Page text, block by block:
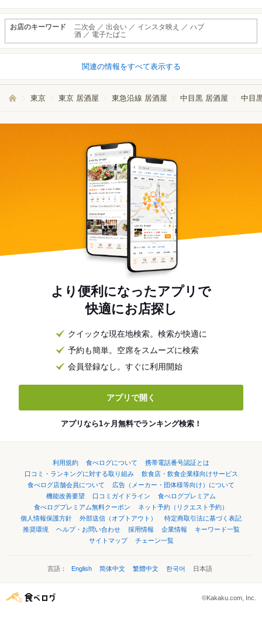
お店のキーワード
二次会 ／ 出会い ／ インスタ映え ／ ハブ
酒 ／ 電子たばこ
関連の情報をすべて表示する
東京 東京 居酒屋 東急沿線 居酒屋 中目黒 居酒屋 中目
より便利になったアプリで
快適にお店探し
クイックな現在地検索。検索が快適に
予約も簡単。空席をスムーズに検索
会員登録なし。すぐに利用開始
アプリで開く
アプリなら1ヶ月無料でランキング検索！
利用規約 食べログについて
携帯電話番号認証とは
口コミ・ランキングに対する取り組み
飲食店・飲食企業様向けサービス
食べログ店舗会員について
広告（メーカー・団体様等向け）について
機能改善要望
口コミガイドライン
食べログプレミアム
食べログプレミアム無料クーポン
ネット予約（リクエスト予約）
個人情報保護方針
外部送信（オプトアウト）
特定商取引法に基づく表記
推奨環境
ヘルプ・お問い合わせ 採用情報 企業情報
キーワード一覧
サイトマップ
チェーン一覧
言語： English 简体中文 繁體中文 한국어 日本語
©Kakaku.com, Inc.